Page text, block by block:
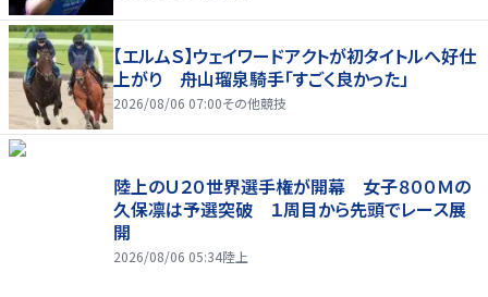
【エルムＳ】ウェイワードアクトが初タイトルへ好仕
上がり 舟山瑠泉騎手「すごく良かった」
2026/08/06 07:00その他競技
陸上のＵ２０世界選手権が開幕 女子８００Ｍの
久保凛は予選突破 １周目から先頭でレース展
開
2026/08/06 05:34陸上